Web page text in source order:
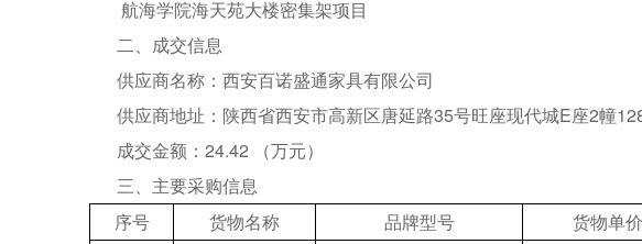
航海学院海天苑大楼密集架项目
二、成交信息
供应商名称： 西安百诺盛通家具有限公司
供应商地址： 陕西省西安市高新区唐延路35号旺座现代城E座2幢
成交金额： 24.42 （万元）
三、主要采购信息
序号
货物名称 品牌型号 货物单价